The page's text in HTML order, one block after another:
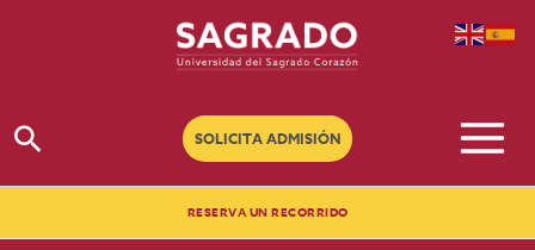
Buscar SOLICITA ADMISIÓN
RESERVA UN RECORRIDO